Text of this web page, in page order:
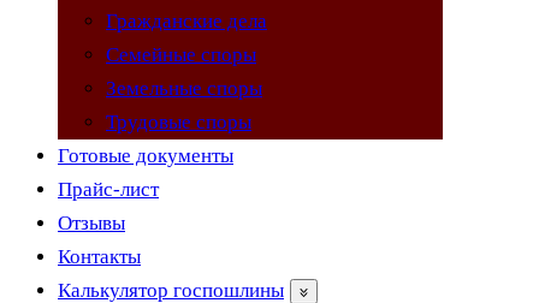
Гражданские дела
Семейные споры
Земельные споры
Трудовые споры
Готовые документы
Прайс-лист
Отзывы
Контакты
Калькулятор госпошлины